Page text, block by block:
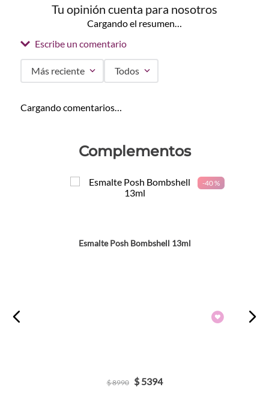
Tu opinión cuenta para nosotros
Cargando el resumen…
Escribe un comentario
ENVIAR COMENTARIO
Más reciente Todos
Cargando comentarios…
Complementos
-40 %
Esmalte Posh Bombshell 13ml
$8990 $ 5394